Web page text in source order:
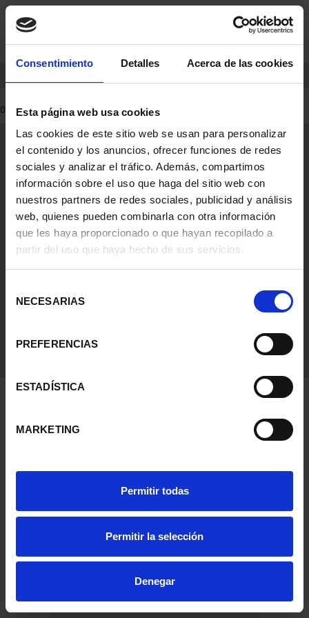
Consentimiento Detalles Acerca de las cookies
Esta página web usa cookies
Las cookies de este sitio web se usan para personalizar
el contenido y los anuncios, ofrecer funciones de redes
sociales y analizar el tráfico. Además, compartimos
información sobre el uso que haga del sitio web con
nuestros partners de redes sociales, publicidad y análisis
web, quienes pueden combinarla con otra información
que les haya proporcionado o que hayan recopilado a
partir del uso que haya hecho de sus servicios.
NECESARIAS
PREFERENCIAS
ESTADÍSTICA
MARKETING
Permitir todas
Permitir la selección
Denegar
Skip
content
Skip
navigation
menu
0
0 Products found
General Information
Contacto
Preguntas Frequentes (FAQs)
Aviso Legal
Condiciones Legales